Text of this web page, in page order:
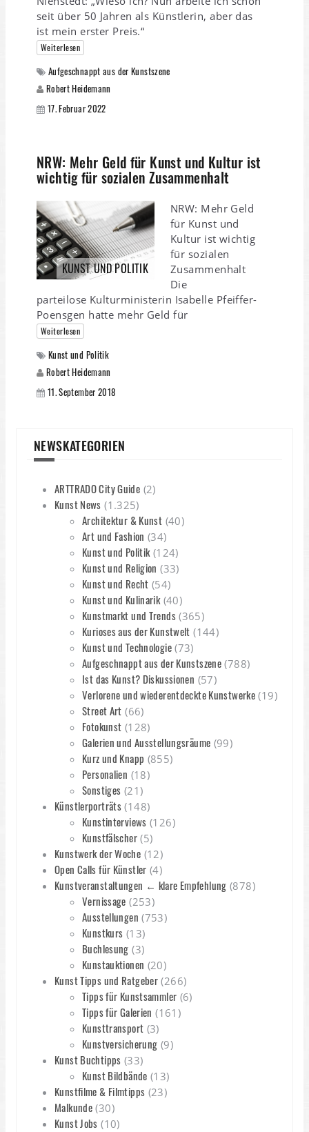
seit über 50 Jahren als Künstlerin, aber das
ist mein erster Preis.“
Weiterlesen
Aufgeschnappt aus der Kunstszene
Robert Heidemann
17. Februar 2022
NRW: Mehr Geld für Kunst und Kultur ist
wichtig für sozialen Zusammenhalt
KUNST UND POLITIK
NRW: Mehr Geld
für Kunst und
Kultur ist wichtig
für sozialen
Zusammenhalt
Die
parteilose Kulturministerin Isabelle Pfeiffer-
Poensgen hatte mehr Geld für
Weiterlesen
Kunst und Politik
Robert Heidemann
11. September 2018
NEWSKATEGORIEN
ARTTRADO City Guide (2)
Kunst News (1.325)
Architektur & Kunst (40)
Art und Fashion (34)
Kunst und Politik(124)
Kunst und Religion (33)
Kunst und Recht (54)
Kunst und Kulinarik(40)
Kunstmarkt und Trends(365)
Kurioses aus der Kunstwelt (144)
Kunst und Technologie(73)
Aufgeschnappt aus der Kunstszene (788)
Ist das Kunst? Diskussionen (57)
Verlorene und wiederentdeckte Kunstwerke (19)
Street Art (66)
Fotokunst (128)
Galerien und Ausstellungsräume (99)
Kurz und Knapp (855)
Personalien (18)
Sonstiges (21)
Künstlerporträts (148)
Kunstinterviews (126)
Kunstfälscher(5)
Kunstwerk der Woche (12)
Open Calls für Künstler (4)
Kunstveranstaltungen ← klare Empfehlung (878)
Vernissage (253)
Ausstellungen (753)
Kunstkurs (13)
Buchlesung (3)
Kunstauktionen (20)
Kunst Tipps und Ratgeber (266)
Tipps für Kunstsammler (6)
Tipps für Galerien (161)
Kunsttransport (3)
Kunstversicherung (9)
Kunst Buchtipps (33)
Kunst Bildbände (13)
Kunstfilme & Filmtipps (23)
Malkunde (30)
Kunst Jobs (10)